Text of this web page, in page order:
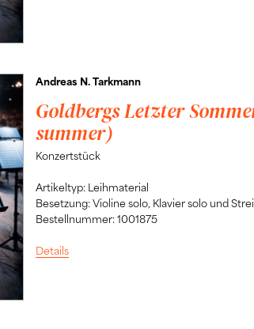
Andreas N. Tarkmann
Goldbergs Letzter
summer)
Konzertstück
Artikeltyp: Leihmaterial
Besetzung: Violine solo, Klavier solo und
Bestellnummer: 1001875
Details